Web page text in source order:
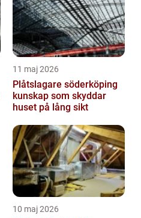
11 maj 2026
Plåtslagare söderköping
kunskap som skyddar
huset på lång sikt
10 maj 2026